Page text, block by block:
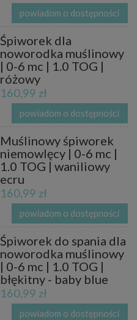
powiadom o dostępności
Śpiworek dla
noworodka muślinowy
| 0-6 mc | 1.0 TOG |
różowy
160,99 zł
powiadom o dostępności
Muślinowy śpiworek
niemowlęcy | 0-6 mc |
1.0 TOG | waniliowy
ecru
160,99 zł
powiadom o dostępności
Śpiworek do spania dla
noworodka muślinowy
| 0-6 mc | 1.0 TOG |
błękitny - baby blue
160,99 zł
powiadom o dostępności